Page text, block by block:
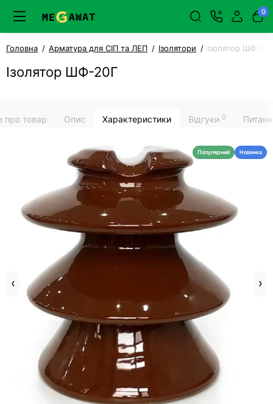
0
Головна Арматура для СІП та ЛЕП Ізолятори Ізолятор ШФ-20Г
Ізолятор ШФ-20Г
про товар Опис Характеристики Відгуки 0
Популярний Новинка